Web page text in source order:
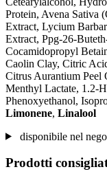
Protein, Avena Sativa
Extract, Lycium
Extract, Ppg-26-
Cocamidopropyl
Caolin Clay, Citric
Citrus Aurantium Peel
Menthyl Lactate, 1.2-
Phenoxyethanol,
Limonene, Linalool
disponibile nel
Prodotti